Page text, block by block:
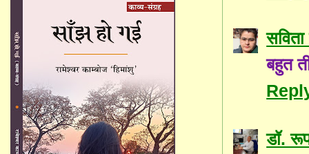
बहुत
डॉ.